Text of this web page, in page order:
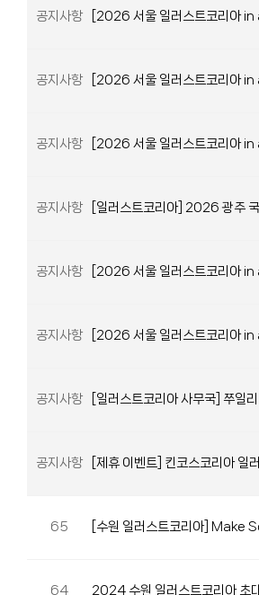
공지사항 [2026 서울 일러스트코리아 in
공지사항 [2026 서울 일러스트코리아 in
공지사항 [2026 서울 일러스트코리아 in
공지사항 [일러스트코리아] 2026 광주
공지사항 [2026 서울 일러스트코리아 in
공지사항 [2026 서울 일러스트코리아 in
공지사항 [일러스트코리아 사무국] 쭈일
공지사항 [제휴 이벤트] 킨코스코리아 일
65 [수원 일러스트코리아]
64 2024 수원 일러스트코리아 초